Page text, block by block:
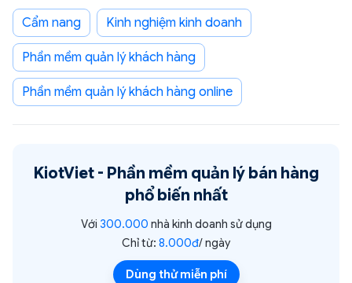
Cẩm nang Kinh nghiệm kinh doanh
phần mềm quản lý khách hàng
phần mềm quản lý khách hàng online
KiotViet - Phần mềm quản lý bán hàng
phổ biến nhất
Với 300.000 nhà kinh doanh sử dụng
Chỉ từ: 8.000đ/ ngày
Dùng thử miễn phí